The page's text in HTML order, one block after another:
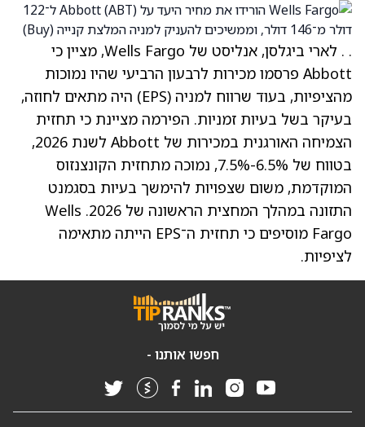
. . לארי ביגלסן, אנליסט של Wells Fargo, מציין כי
Abbott פרסמו מכירות לרבעון הרביעי שהיו נמוכות
מהציפיות, בעוד שרווח למניה (EPS) היה מתאים לחוזה,
בעיקר בשל בעיות זמניות. הפירמה מציינת כי תחזית
הצמיחה האורגנית במכירות של Abbott לשנת 2026,
בטווח של 6.5%-7.5%, נמוכה מתחזית הקונצנזוס
המוקדמת, משום שצפויות להימשך בעיות בסגמנט
התזונה במהלך המחצית הראשונה של 2026. Wells
Fargo מוסיפים כי תחזית ה־EPS הייתה מתאימה
לציפיות.
חפשו אותנו -